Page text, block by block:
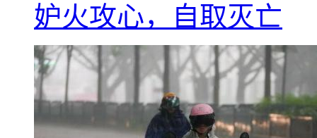
妒火攻心，自取灭亡